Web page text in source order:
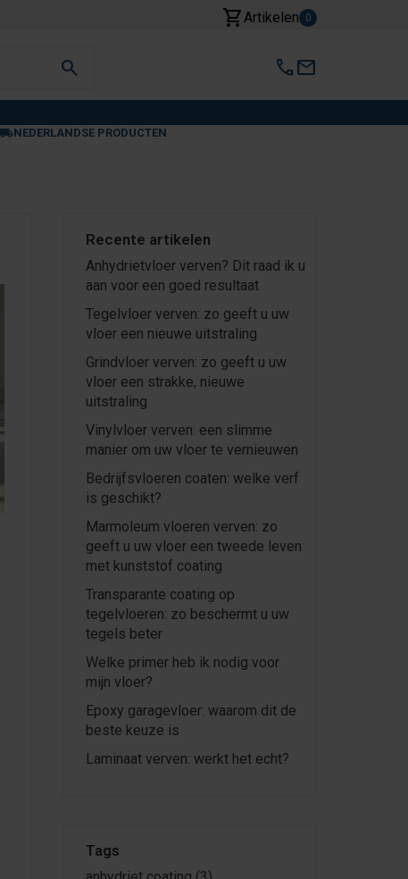
shopping_cartArtikelen 0
search callmail
NEDERLANDSE PRODUCTEN
Recente artikelen
Anhydrietvloer verven? Dit raad ik u
aan voor een goed resultaat
Tegelvloer verven: zo geeft u uw
vloer een nieuwe uitstraling
Grindvloer verven: zo geeft u uw
vloer een strakke, nieuwe
uitstraling
Vinylvloer verven: een slimme
manier om uw vloer te vernieuwen
Bedrijfsvloeren coaten: welke verf
is geschikt?
Marmoleum vloeren verven: zo
geeft u uw vloer een tweede leven
met kunststof coating
Transparante coating op
tegelvloeren: zo beschermt u uw
tegels beter
Welke primer heb ik nodig voor
mijn vloer?
Epoxy garagevloer: waarom dit de
beste keuze is
Laminaat verven: werkt het echt?
Tags